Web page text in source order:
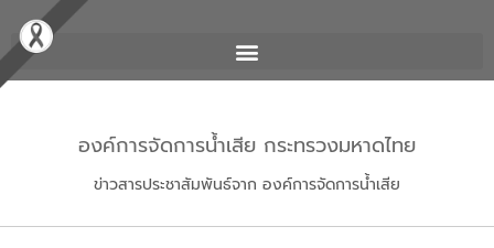
องค์การจัดการน้ำเสีย กระทรวงมหาดไทย
ข่าวสารประชาสัมพันธ์จาก องค์การจัดการน้ำเสีย